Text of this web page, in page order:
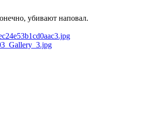
убивают наповал.